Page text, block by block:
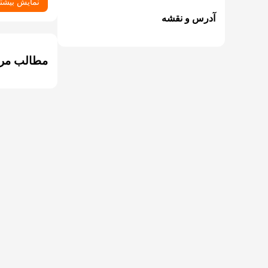
آدرس و نقشه
نمایش
مطالب